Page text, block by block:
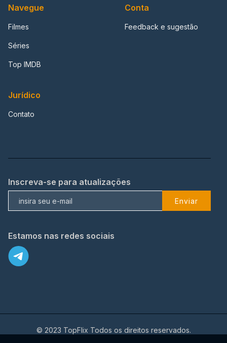
Navegue
Filmes
Séries
Top IMDB
Conta
Feedback e sugestão
Jurídico
Contato
Inscreva-se para atualizações
Enviar
Estamos nas redes sociais
© 2023 TopFlix Todos os direitos reservados.